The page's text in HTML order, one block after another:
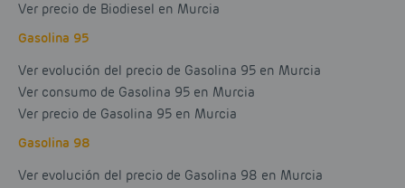
Ver precio de Biodiesel en Murcia
Gasolina 95
Ver evolución del precio de Gasolina 95 en Murcia
Ver consumo de Gasolina 95 en Murcia
Ver precio de Gasolina 95 en Murcia
Gasolina 98
Ver evolución del precio de Gasolina 98 en Murcia